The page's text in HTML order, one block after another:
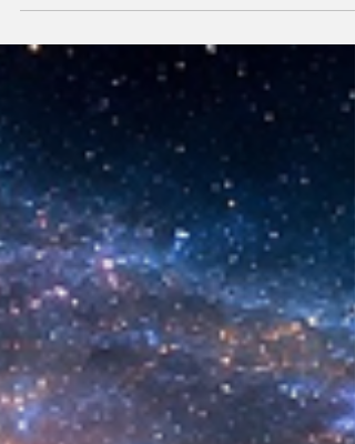
podemos también crear la primera unidad
la existencia?... “SpudCell”, una célula
sintética desarrollada en laboratorio abre
nueva era científica que desafía nuestras
ideas sobre la creación... ¿Podemos crear
biológica? Durante siglos creímos que la
mayor aspiración de la inteligencia humana
consistía en comprender la vida. Hoy
comienza a aparecer una posibilidad todavía
más desconcer